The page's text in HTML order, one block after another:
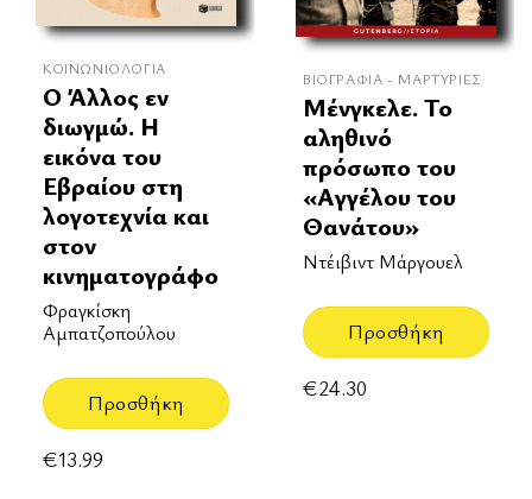
ΚΟΙΝΩΝΙΟΛΟΓΊΑ
Ο Άλλος εν
διωγμώ. Η
εικόνα του
Εβραίου στη
λογοτεχνία και
στον
κινηματογράφο
Φραγκίσκη
Αμπατζοπούλου
Προσθήκη
€13.99
ΒΙΟΓΡΑΦΊΑ - ΜΑΡΤΥΡΊΕΣ
Μένγκελε. Το
αληθινό
πρόσωπο του
«Aγγέλου του
Θανάτου»
Ντέιβιντ Μάργουελ
Προσθήκη
€24.30